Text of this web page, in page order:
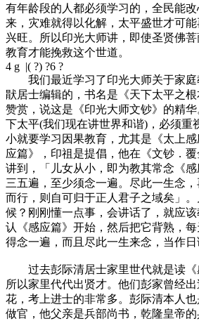
有年龄段的人都必须学习的，全民能
来，灾难就得以化解，太平盛世才可
兴旺。所以印光大师讲，即使圣贤佛
教育才能挽救这个世道。
4 g |( ?) ?6 ?
我们最近学习了印光大师关于家庭
猒居士编辑的，书名是《天下太平之
赞赏，说这是《印光大师文钞》的精
下太平(我们现在讲世界和谐)，必须重
小就要学习因果教育，尤其是《太上
应篇》，印祖是提倡，他在《文钞．
讲到，「儿女从小，即为教其常念《
三五遍，至少须念一遍。尽此一生念
而行，则自可归于正人君子之域矣」
候？刚刚懂一点事，会讲话了，就应
认《感应篇》开始，然后把它背熟，
得念一遍，而且尽此一生来念，当作日
过去彭际清居士家里世代就是读《
所以家里代代出贤才。他们彭家曾经
花，考上进士的非常多。彭际清本人
做官，他父亲是兵部尚书，乾隆皇帝